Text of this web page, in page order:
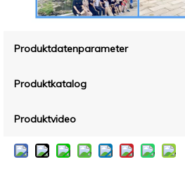
Produktdatenparameter
Produktkatalog
Produktvideo